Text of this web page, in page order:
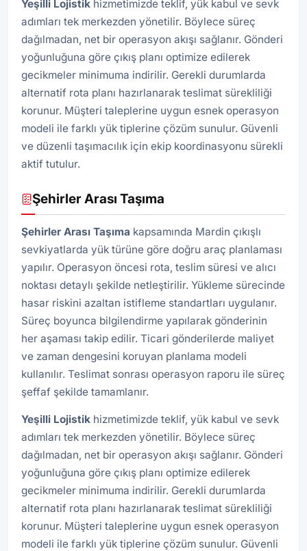
Yeşilli Lojistik hizmetimizde teklif, yük kabul ve sevk
adımları tek merkezden yönetilir. Böylece süreç
dağılmadan, net bir operasyon akışı sağlanır. Gönderi
yoğunluğuna göre çıkış planı optimize edilerek
gecikmeler minimuma indirilir. Gerekli durumlarda
alternatif rota planı hazırlanarak teslimat sürekliliği
korunur. Müşteri taleplerine uygun esnek operasyon
modeli ile farklı yük tiplerine çözüm sunulur. Güvenli
ve düzenli taşımacılık için ekip koordinasyonu sürekli
aktif tutulur.
Şehirler Arası Taşıma
Şehirler Arası Taşıma kapsamında Mardin çıkışlı
sevkiyatlarda yük türüne göre doğru araç planlaması
yapılır. Operasyon öncesi rota, teslim süresi ve alıcı
noktası detaylı şekilde netleştirilir. Yükleme sürecinde
hasar riskini azaltan istifleme standartları uygulanır.
Süreç boyunca bilgilendirme yapılarak gönderinin
her aşaması takip edilir. Ticari gönderilerde maliyet
ve zaman dengesini koruyan planlama modeli
kullanılır. Teslimat sonrası operasyon raporu ile süreç
şeffaf şekilde tamamlanır.
Yeşilli Lojistik hizmetimizde teklif, yük kabul ve sevk
adımları tek merkezden yönetilir. Böylece süreç
dağılmadan, net bir operasyon akışı sağlanır. Gönderi
yoğunluğuna göre çıkış planı optimize edilerek
gecikmeler minimuma indirilir. Gerekli durumlarda
alternatif rota planı hazırlanarak teslimat sürekliliği
korunur. Müşteri taleplerine uygun esnek operasyon
modeli ile farklı yük tiplerine çözüm sunulur. Güvenli